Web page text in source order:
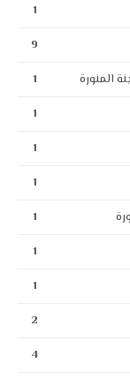
1
9
المنورة
1
1
1
1
1
1
1
2
4